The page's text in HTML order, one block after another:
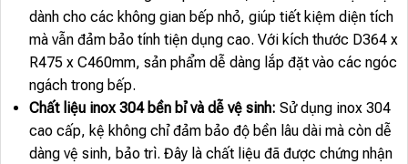
dành cho các không gian bếp nhỏ, giúp tiết kiệm diện tích
mà vẫn đảm bảo tính tiện dụng cao. Với kích thước D364 x
R475 x C460mm, sản phẩm dễ dàng lắp đặt vào các ngóc
ngách trong bếp.
Chất liệu inox 304 bền bỉ và dễ vệ sinh: Sử dụng inox 304
cao cấp, kệ không chỉ đảm bảo độ bền lâu dài mà còn dễ
dàng vệ sinh, bảo trì. Đây là chất liệu đã được chứng nhận